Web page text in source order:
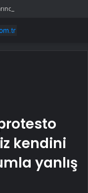
kendini
yanlış